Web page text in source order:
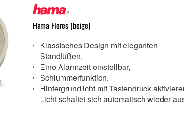
Hama Flores (beige)
Klassisches Design mit eleganten
Standfüßen,
Eine Alarmzeit einstellbar,
Schlummerfunktion,
Hintergrundlicht mit Tastendruck
Licht schaltet sich automatisch wieder